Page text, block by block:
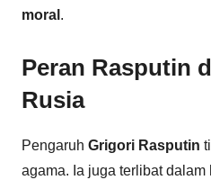
moral .
Peran Rasputin
Rusia
Pengaruh Grigori Rasputin
agama. Ia juga terlibat dalam